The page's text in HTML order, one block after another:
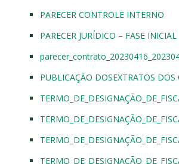
PARECER CONTROLE INTERNO
PARECER JURÍDICO – FASE INICIAL
PUBLICAÇÃO DOSEXTRATOS DOS